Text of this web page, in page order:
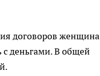
договоров женщина
с деньгами. В общей